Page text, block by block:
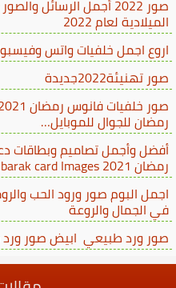
صور 2022 أجمل الرسائل
الميلادية لعام 2022
اروع اجمل خلفيات واتس وفيسبوك
صور تهنيئة2022جديدة
رمضان للجوال للموبايل…
أفضل وأجمل تصاميم وبطاقات
رمضان ramadan mubarak card Images 2021
اجمل البوم صور ورود الحب
في الجمال والروعة
صور ورد طبيعي ابيض صور ورد